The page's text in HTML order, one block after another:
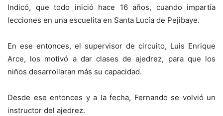
Indicó, que todo inició hace 16 años, cuando impartía
lecciones en una escuelita en Santa Lucía de Pejibaye.
En ese entonces, el supervisor de circuito, Luis Enrique
Arce, los motivó a dar clases de ajedrez, para que los
niños desarrollaran más su capacidad.
Desde ese entonces y a la fecha, Fernando se volvió un
instructor del ajedrez.